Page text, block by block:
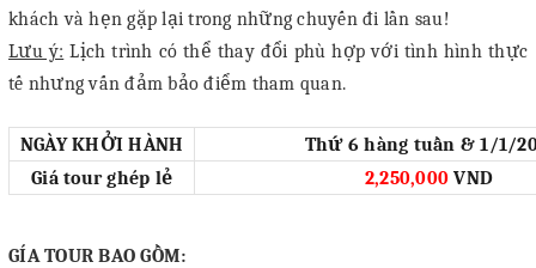
khách và hẹn gặp lại trong những chuyến đi lần sau!
Lưu ý: Lịch trình có thể thay đổi phù hợp với tình hình thực
tế nhưng vấn đảm bảo điểm tham quan.
NGÀY KHỞI HÀNH
Thứ 6 hàng tuần & 1/1/
Giá tour ghép lẻ
2,250,000 VND
GÍA TOUR BAO GỒM: